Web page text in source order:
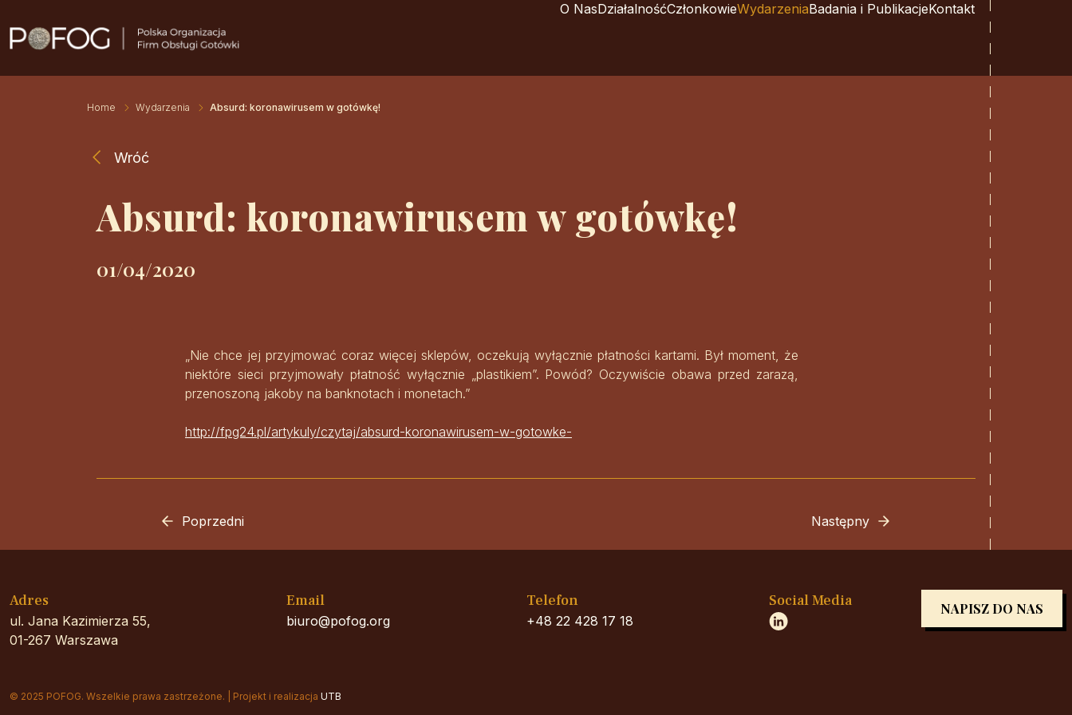
O NasDziałalnośćCzłonkowieWydarzeniaBadania i PublikacjeKontakt
Home Wydarzenia Absurd: koronawirusem w gotówkę!
Wróć
Absurd: koronawirusem w gotówkę!
01/04/2020
„Nie chce jej przyjmować coraz więcej sklepów, oczekują wyłącznie płatności kartami. Był moment, że
niektóre sieci przyjmowały płatność wyłącznie „plastikiem”. Powód? Oczywiście obawa przed zarazą,
przenoszoną jakoby na banknotach i monetach.”
http://fpg24.pl/artykuly/czytaj/absurd-koronawirusem-w-gotowke-
Poprzedni Następny
NAPISZ DO NAS
Adres
ul. Jana Kazimierza 55,
01-267 Warszawa
Email
biuro@pofog.org
Telefon
+48 22 428 17 18
Social Media
© 2025 POFOG. Wszelkie prawa zastrzeżone. | Projekt i realizacja UTB